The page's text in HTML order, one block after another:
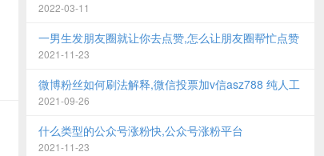
2022-03-11
一男生发朋友圈就让你去点赞,怎么让朋友圈帮忙点赞
2021-11-23
微博粉丝如何刷法解释,微信投票加v信asz788 纯人工
2021-09-26
什么类型的公众号涨粉快,公众号涨粉平台
2021-11-23